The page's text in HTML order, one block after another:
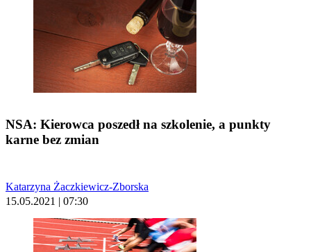
NSA: Kierowca poszedł na szkolenie, a punkty
karne bez zmian
Katarzyna Żaczkiewicz-Zborska
15.05.2021 | 07:30